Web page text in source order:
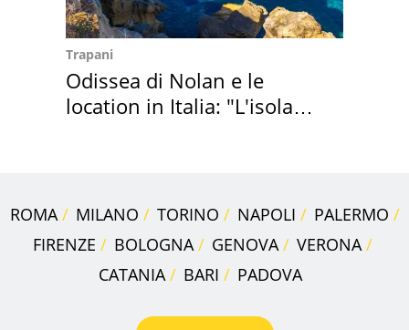
Trapani
Odissea di Nolan e le
location in Italia: "L'isola
ROMA MILANO TORINO NAPOLI
PALERMO
FIRENZE
BOLOGNA GENOVA
VERONA
CATANIA
BARI PADOVA